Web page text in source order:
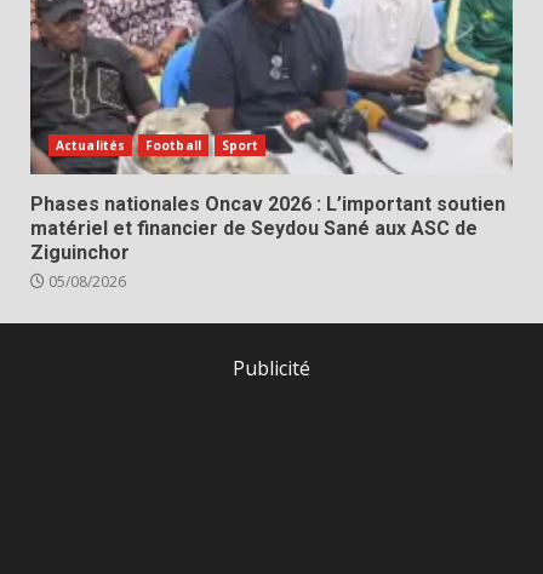
Actualités Football Sport
Phases nationales Oncav 2026 : L’important soutien
matériel et financier de Seydou Sané aux ASC de
Ziguinchor
05/08/2026
Publicité